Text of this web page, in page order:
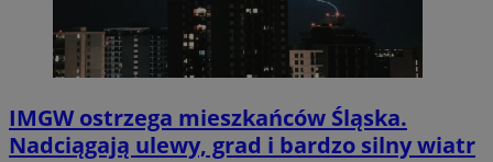
IMGW ostrzega mieszkańców Śląska.
Nadciągają ulewy, grad i bardzo silny wiatr